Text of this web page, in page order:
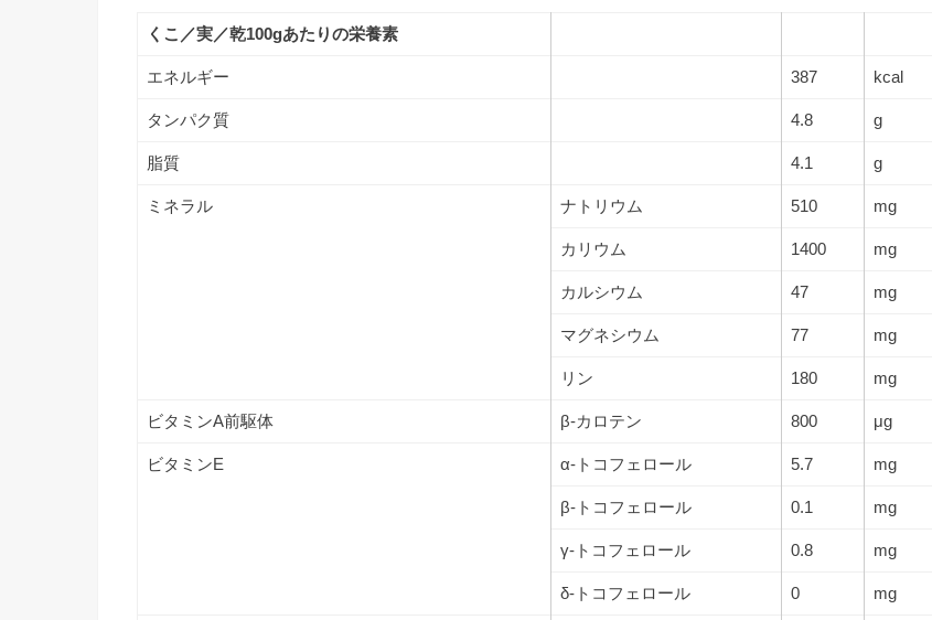
くこ／実／乾100gあたりの栄養素
エネルギー 387 kcal
タンパク質 4.8 g
脂質 4.1 g
ミネラル ナトリウム 510 mg
カリウム 1400 mg
カルシウム 47 mg
マグネシウム 77 mg
リン 180 mg
ビタミンA前駆体 β-カロテン 800 μg
ビタミンE α-トコフェロール 5.7 mg
β-トコフェロール 0.1 mg
γ-トコフェロール 0.8 mg
δ-トコフェロール 0 mg